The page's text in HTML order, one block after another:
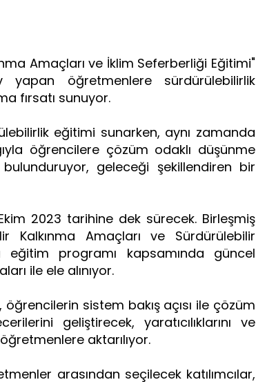
Amaçları ve İklim Seferberliği Eğitimi"
yapan öğretmenlere sürdürülebilirlik
fırsatı sunuyor.
eğitimi sunarken, aynı zamanda
öğrencilere çözüm odaklı düşünme
geleceği şekillendiren bir
2023 tarihine dek sürecek. Birleşmiş
Kalkınma Amaçları ve Sürdürülebilir
eğitim programı kapsamında güncel
ile ele alınıyor.
sistem bakış açısı ile çözüm
geliştirecek, yaratıcılıklarını ve
aktarılıyor.
arasından seçilecek katılımcılar,